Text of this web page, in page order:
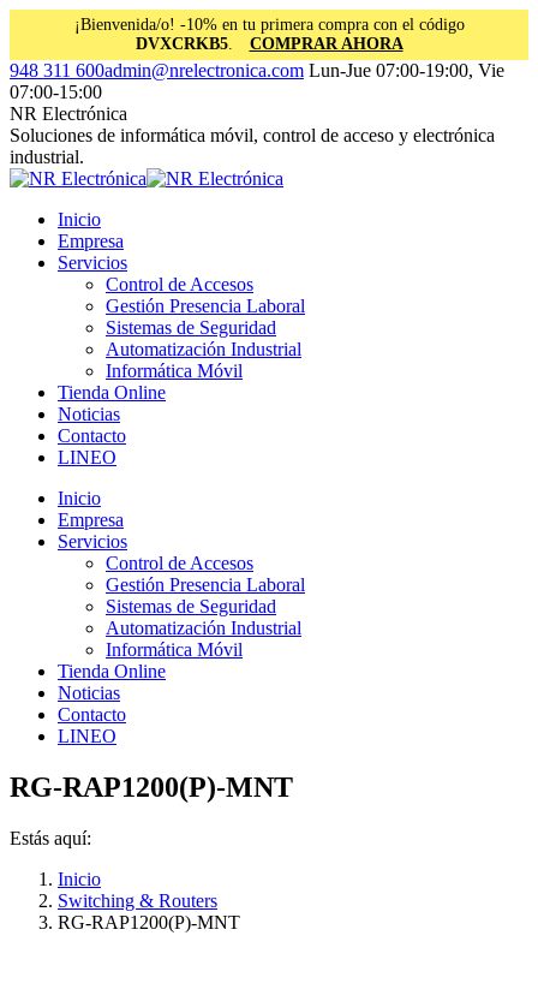
¡Bienvenida/o! -10% en tu primera compra con el código
DVXCRKB5. COMPRAR AHORA
Saltar
al
contenido
Facebook
page
opens
in
new
window
Instagram
page
opens
in
new
window
Linkedin
page
opens
in
new
window
948 311 600admin@nrelectronica.com Lun-Jue 07:00-19:00, Vie
07:00-15:00
NR Electrónica
Soluciones de informática móvil, control de acceso y electrónica
industrial.
Inicio
Empresa
Servicios
Control de Accesos
Gestión Presencia Laboral
Sistemas de Seguridad
Automatización Industrial
Informática Móvil
Tienda Online
Noticias
Contacto
LINEO
Inicio
Empresa
Servicios
Control de Accesos
Gestión Presencia Laboral
Sistemas de Seguridad
Automatización Industrial
Informática Móvil
Tienda Online
Noticias
Contacto
LINEO
RG-RAP1200(P)-MNT
Estás aquí:
Inicio
Switching & Routers
RG-RAP1200(P)-MNT